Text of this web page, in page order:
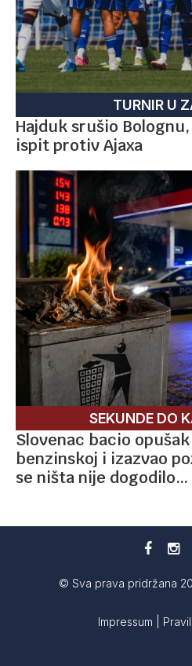
TURNIR U
Hajduk srušio
ispit protiv Ajaxa
SEKUNDE DO
Slovenac bacio
benzinskoj i izazvao
se ništa nije dogodilo…
© Sva prava pridržana
Impressum